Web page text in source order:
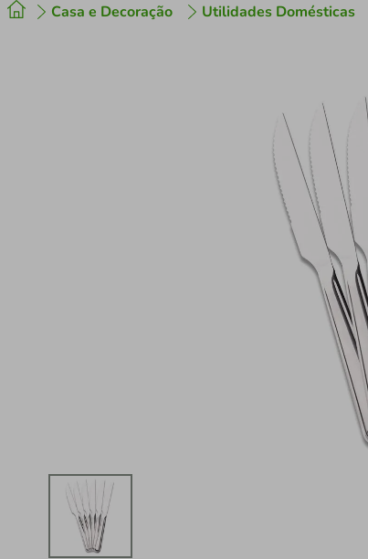
Casa e Decoração Utilidades Domésticas
º cafeteira